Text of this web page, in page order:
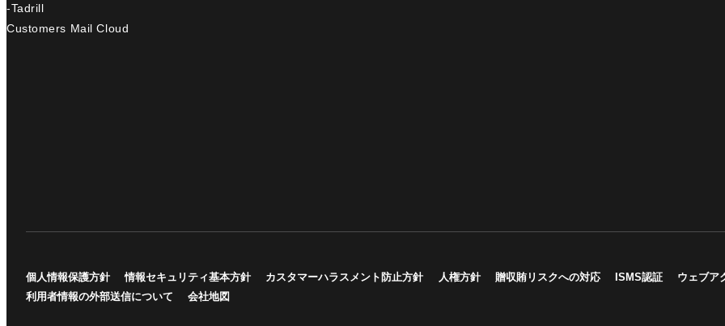
-Tadrill
Customers Mail Cloud
個人情報保護方針 情報セキュリティ基本方針 カスタマーハラスメント防止方針 人権方針 贈収賄リスクへの対応 ISMS認証
ウェブア
利用者情報の外部送信について
会社地図